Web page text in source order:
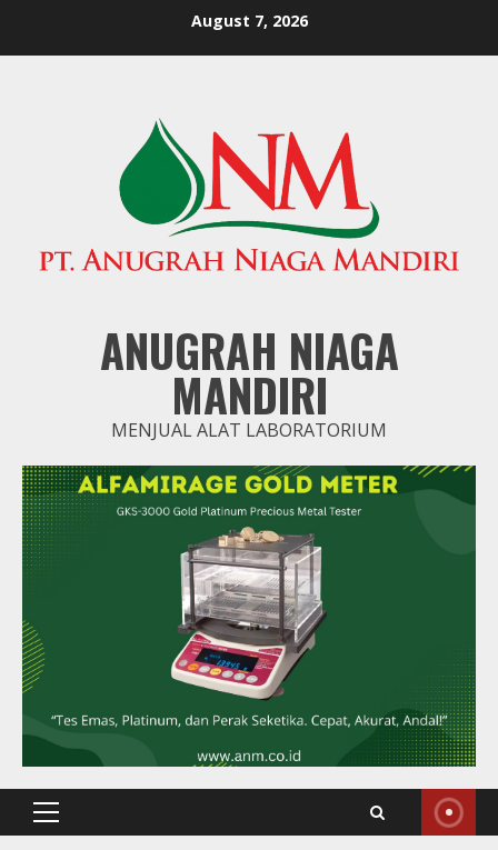
August 7, 2026
ANUGRAH NIAGA
MANDIRI
MENJUAL ALAT LABORATORIUM
Primary